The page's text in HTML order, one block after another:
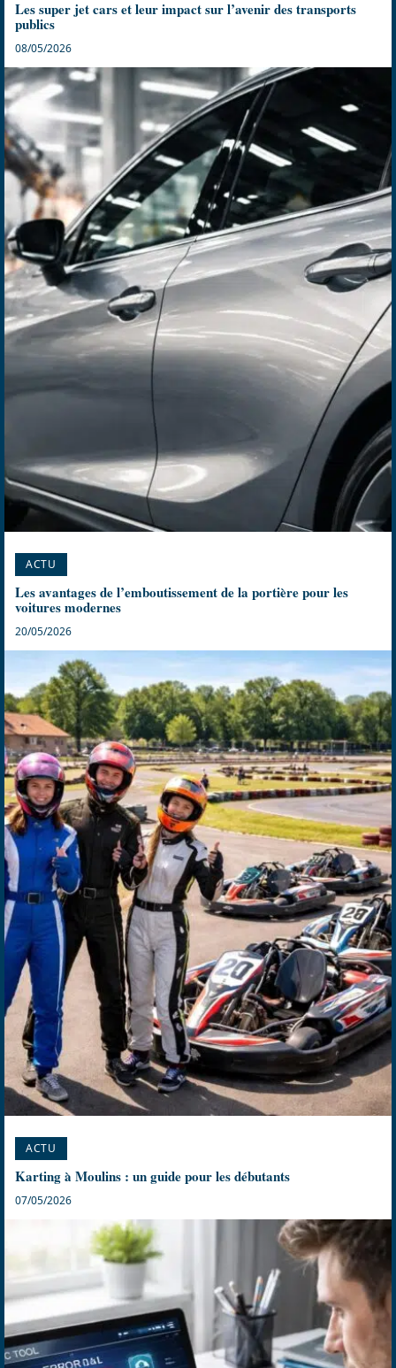
Les super jet cars et leur impact sur l’avenir des transports
publics
08/05/2026
ACTU
Les avantages de l’emboutissement de la portière pour les
voitures modernes
20/05/2026
ACTU
Karting à Moulins : un guide pour les débutants
07/05/2026